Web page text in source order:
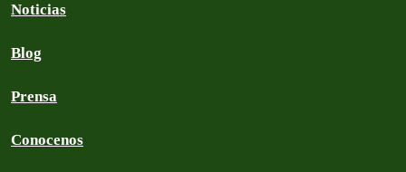
Noticias
Blog
Prensa
Conocenos